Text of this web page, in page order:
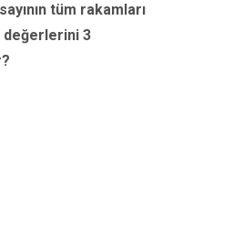
tüm rakamları
değerlerini 3